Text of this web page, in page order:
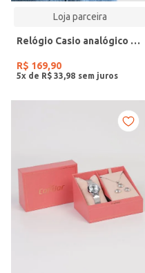
Loja parceira
Relógio Casio analógico MW-240-4BVDF-SC
R$ 169,90
5x de R$ 33 98